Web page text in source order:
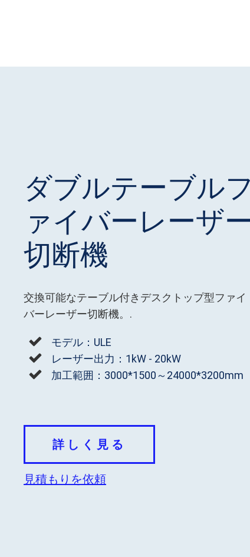
ダブルテーブルフ
ァイバーレーザー
切断機
交換可能なテーブル付きデスクトップ型ファイ
バーレーザー切断機。.
モデル：ULE
レーザー出力：1kW - 20kW
加工範囲：3000*1500～24000*3200mm
詳しく見る
見積もりを依頼